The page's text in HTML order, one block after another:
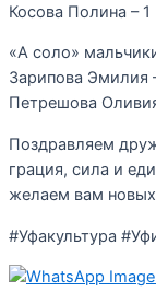
Косова Полина – 1
«А соло»
Зарипова Эмилия
Петрешова
Поздравляем
грация, сила и
желаем вам
#Уфакультура